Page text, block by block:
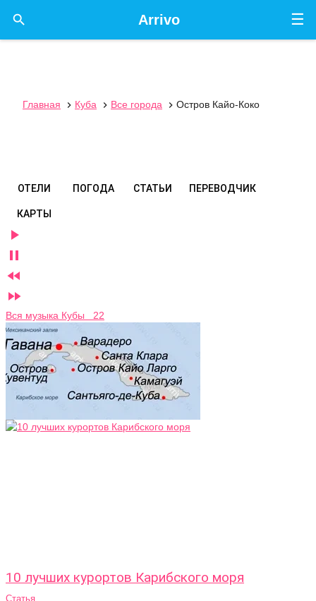
☰
Arrivo

Главная  Куба  Все города  Остров Кайо-Коко
ОТЕЛИ ПОГОДА СТАТЬИ ПЕРЕВОДЧИК
КАРТЫ




Вся музыка Кубы 22
10 лучших курортов Карибского моря
Статья